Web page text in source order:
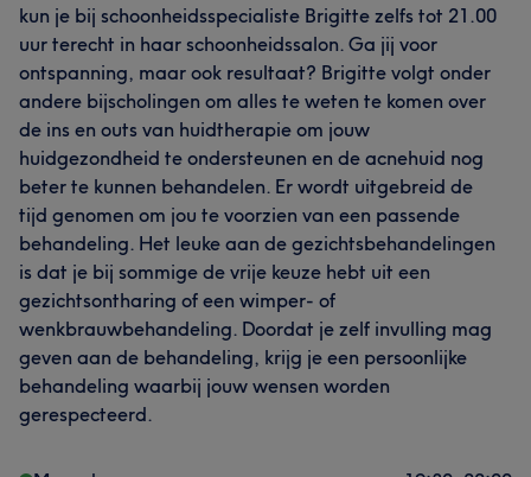
kun je bij schoonheidsspecialiste Brigitte zelfs tot 21.00
uur terecht in haar schoonheidssalon. Ga jij voor
ontspanning, maar ook resultaat? Brigitte volgt onder
andere bijscholingen om alles te weten te komen over
de ins en outs van huidtherapie om jouw
huidgezondheid te ondersteunen en de acnehuid nog
beter te kunnen behandelen. Er wordt uitgebreid de
tijd genomen om jou te voorzien van een passende
behandeling. Het leuke aan de gezichtsbehandelingen
is dat je bij sommige de vrije keuze hebt uit een
gezichtsontharing of een wimper- of
wenkbrauwbehandeling. Doordat je zelf invulling mag
geven aan de behandeling, krijg je een persoonlijke
behandeling waarbij jouw wensen worden
gerespecteerd.